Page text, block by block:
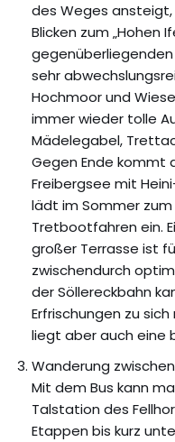
des Weges
Blicken zum „Hohen
sehr
Hochmoor und
immer wieder tolle
Mädelegabel,
Gegen Ende kommt
Freibergsee mit
lädt im Sommer
Tretbootfahren ein.
großer Terrasse ist
zwischendurch
der Söllereckbahn
Erfrischungen zu
liegt aber auch eine
Wanderung
Mit dem Bus kann
Talstation des
Etappen bis kurz